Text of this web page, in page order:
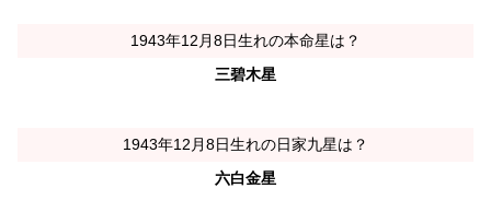
1943年12月8日生れの本命星は？
三碧木星
1943年12月8日生れの日家九星は？
六白金星